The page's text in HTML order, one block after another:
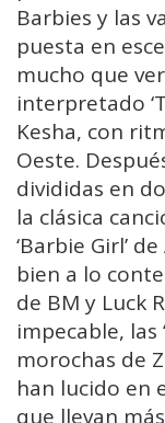
Barbies y las
puesta en
mucho que
interpretado
Kesha, con
Oeste.
divididas en
la clásica
‘Barbie Girl’
bien a lo
de BM y Luck
impecable, las
morochas de
han lucido en
que llevan